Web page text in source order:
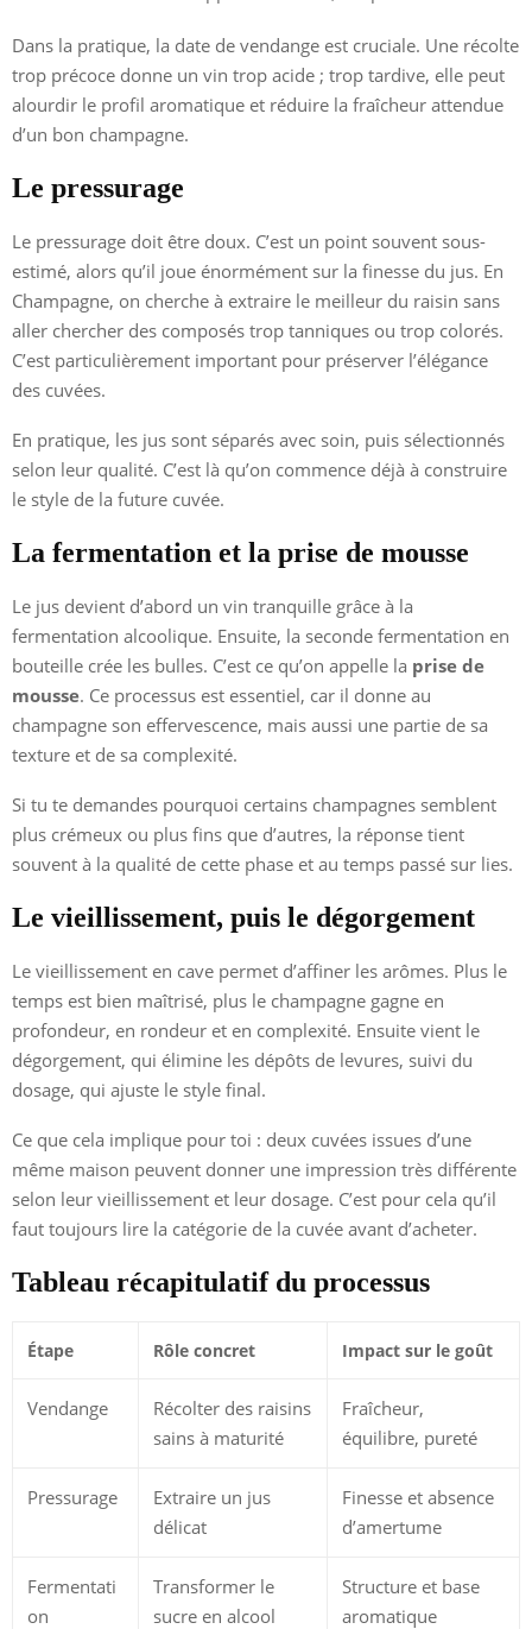
Dans la pratique, la date de vendange est cruciale. Une récolte
trop précoce donne un vin trop acide ; trop tardive, elle peut
alourdir le profil aromatique et réduire la fraîcheur attendue
d’un bon champagne.
Le pressurage
Le pressurage doit être doux. C’est un point souvent sous-
estimé, alors qu’il joue énormément sur la finesse du jus. En
Champagne, on cherche à extraire le meilleur du raisin sans
aller chercher des composés trop tanniques ou trop colorés.
C’est particulièrement important pour préserver l’élégance
des cuvées.
En pratique, les jus sont séparés avec soin, puis sélectionnés
selon leur qualité. C’est là qu’on commence déjà à construire
le style de la future cuvée.
La fermentation et la prise de mousse
Le jus devient d’abord un vin tranquille grâce à la
fermentation alcoolique. Ensuite, la seconde fermentation en
bouteille crée les bulles. C’est ce qu’on appelle la prise de
mousse. Ce processus est essentiel, car il donne au
champagne son effervescence, mais aussi une partie de sa
texture et de sa complexité.
Si tu te demandes pourquoi certains champagnes semblent
plus crémeux ou plus fins que d’autres, la réponse tient
souvent à la qualité de cette phase et au temps passé sur lies.
Le vieillissement, puis le dégorgement
Le vieillissement en cave permet d’affiner les arômes. Plus le
temps est bien maîtrisé, plus le champagne gagne en
profondeur, en rondeur et en complexité. Ensuite vient le
dégorgement, qui élimine les dépôts de levures, suivi du
dosage, qui ajuste le style final.
Ce que cela implique pour toi : deux cuvées issues d’une
même maison peuvent donner une impression très différente
selon leur vieillissement et leur dosage. C’est pour cela qu’il
faut toujours lire la catégorie de la cuvée avant d’acheter.
Tableau récapitulatif du processus
Étape Rôle concret Impact sur le goût
Vendange
Récolter des raisins
sains à maturité
Fraîcheur,
équilibre, pureté
Pressurage
Extraire un jus
délicat
Finesse et absence
d’amertume
Fermentati
on
Transformer le
sucre en alcool
Structure et base
aromatique